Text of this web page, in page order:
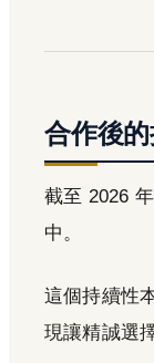
合作後
截至 2026
中。
這個持續性
現讓精誠選